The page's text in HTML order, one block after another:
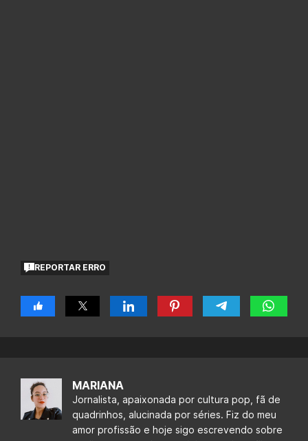
REPORTAR ERRO
MARIANA
Jornalista, apaixonada por cultura pop, fã de
quadrinhos, alucinada por séries. Fiz do meu
amor profissão e hoje sigo escrevendo sobre